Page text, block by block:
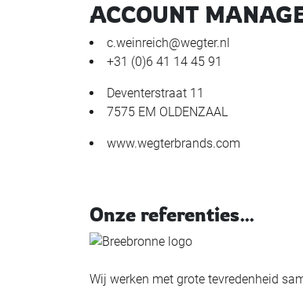
ACCOUNT
c.weinreich@wegter.nl
+31 (0)6 41 14 45 91
Deventerstraat 11
7575 EM OLDENZAAL
www.wegterbrands.com
Onze referenties…
Wij werken met grote tevredenheid